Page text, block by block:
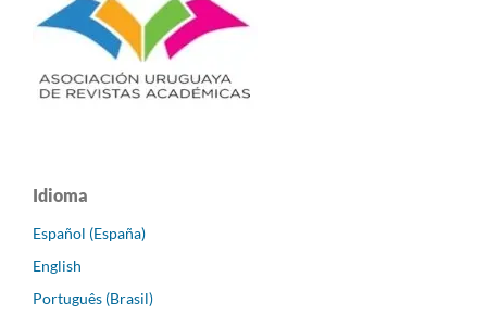
Idioma
Español (España)
English
Português (Brasil)